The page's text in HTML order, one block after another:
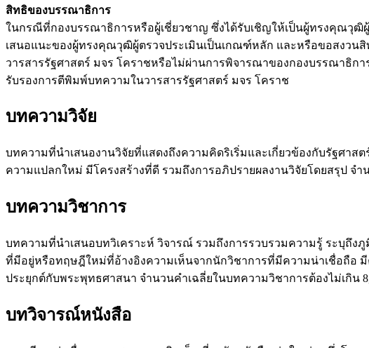
สิทธิของบรรณาธิการ
ในกรณีที่กองบรรณาธิการหรือผู้เชี่ยวชาญ ซึ่งได้รับเชิญให้เป็นผู้ทรงคุณวุฒิ
เสนอแนะของผู้ทรงคุณวุฒิผู้ตรวจประเมินเป็นเกณฑ์หลัก และหรือขอสงว
วารสารรัฐศาสตร์ มจร โคราชหรือไม่ผ่านการพิจารณาของกองบรรณาธิ
รับรองการตีพิมพ์บทความในวารสารรัฐศาสตร์ มจร โคราช
บทความวิจัย
บทความที่นำเสนองานวิจัยที่แสดงถึงความคิดริเริ่มและเกี่ยวข้องกับรัฐศา
ความแปลกใหม่ มีโครงสร้างที่ดี รวมถึงการอภิปรายผลงานวิจัยโดยสรุป จำ
บทความวิชาการ
บทความที่นำเสนอบทวิเคราะห์ วิจารณ์ รวมถึงการรวบรวมความรู้ ระบุถึ
ที่มีอยู่หรือทฤษฎีใหม่ที่อ้างอิงความเห็นจากนักวิชาการที่มีความน่าเชื่อถือ
ประยุกต์กับพระพุทธศาสนา จำนวนคำเฉลี่ยในบทความวิชาการต้องไม่เกิน
บทวิจารณ์หนังสือ